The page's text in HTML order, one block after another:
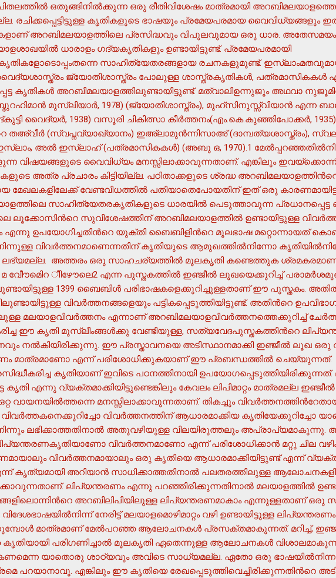
ഒതുങ്ങിനില്‍ക്കുന്ന ഒരു രീതിവിശേഷം മാത്രമായി
രചിക്കപ്പെട്ടിട്ടുള്ള കൃതികളുടെ ഭാഷയും പ്രമേയപരമായ വൈവിധ്യങ്ങളും
അറബിമലയാളത്തിലെ പ്രസിദ്ധവും വിപുലവുമായ ഒരു ധാര. അതേസമയം
ധാരാളം ഗദ്യകൃതികളും ഉണ്ടായിട്ടുണ്ട്. പ്രമേയപരമായി
സാഹിത്യേതരങ്ങളായ രചനകളുമുണ്ട്.
ജ്യോതിശാസ്ത്രം പോലുള്ള ശാസ്ത്രകൃതികള്‍, പത്രമാസികകള്‍
കൃതികള്‍ അറബിമലയാളത്തിലുണ്ടായിട്ടുണ്ട്. മത്വാലിഉന്നുജൂം അഥവാ
മുസ്ലിയാര്‍, 1978) (ജ്യോതിശാസ്ത്രം), മുഹ്സിനുസ്സ്വിയാന്‍ എന്ന
വൈദ്യര്‍, 1938) വസൂരി ചികിത്സാ കീര്‍ത്തനം(എം.കെ.കുഞ്ഞിപോക്കര്‍,
തഅ്വീര്‍ (സ്വപ്നവ്യാഖ്യാനം) ഇഅ്ലാമുന്‍ന്നിസാഅ് (ദാമ്പത്യശാസ്ത്രം),
അല്‍ ഇസ്ലാഹ് (പത്രമാസികകള്‍) (അബു ഒ, 1970).1
വിഷയങ്ങളുടെ വൈവിധ്യം മനസ്സിലാക്കാവുന്നതാണ്. എങ്കിലും
അത്ര പ്രചാരം കിട്ടിയില്ല. പഠിതാക്കളുടെ ശ്രദ്ധ
മേഖലകളിലേക്ക് വേണ്ടവിധത്തില്‍ പതിയാതെപോയതിന് ഇത് ഒരു
സാഹിത്യേതരകൃതികളുടെ ധാരയില്‍ പെടുത്താവുന്ന
ലൂക്കോസിന്‍റെ സുവിശേഷത്തിന് അറബിമലയാളത്തില്‍ ഉണ്ടായിട്ടുള്ള
എന്നു ഉപയോഗിച്ചതിന്‍റെ യുക്തി ബൈബിളിന്‍റെ മൂലഭാഷ മറ്റൊന്നായത്
വിവര്‍ത്തനമാണെന്നതിന് കൃതിയുടെ ആമുഖത്തില്‍നിന്നോ
അത്തരം ഒരു സാഹചര്യത്തില്‍ മൂലകൃതി കണ്ടെത്തുക
വേീൗമെിറ ീിഴേൗലെ2 എന്ന പുസ്തകത്തില്‍ ഇഞ്ജീല്‍ ലൂഖയെക്കുറിച്ച്
1399 ബൈബിള്‍ പരിഭാഷകളെക്കുറിച്ചുള്ളതാണ് ഈ പുസ്തകം.
വിവര്‍ത്തനങ്ങളെയും പട്ടികപ്പെടുത്തിയിട്ടുണ്ട്. അതിന്‍റെ
മലയാളവിവര്‍ത്തനം എന്നാണ് അറബിമലയാളവിവര്‍ത്തനത്തെക്കുറിച്ച്
ഈ കൃതി മുസ്ലീംങ്ങള്‍ക്കു വേണ്ടിയുള്ള, സത്യവേദപുസ്തകത്തിന്‍റെ
നല്‍കിയിരിക്കുന്നു. ഈ പ്രസ്താവനയെ അടിസ്ഥാനമാക്കി ഇഞ്ജീല്‍ ലൂഖ
മാത്രമാണോ എന്ന് പരിശോധിക്കുകയാണ് ഈ പ്രബന്ധത്തില്‍ ചെയ്യുന്നത്.
കൃതിയാണ് ഇവിടെ പഠനത്തിനായി
കൃതി എന്നു വ്യക്തമാക്കിയിട്ടുണ്ടെങ്കിലും കേവലം ലിപിമാറ്റം മാത്രമല്ല
വായനയില്‍ത്തന്നെ മനസ്സിലാക്കാവുന്നതാണ്. തികച്ചും
വിവര്‍ത്തനത്തിന് ആധാരമാക്കിയ കൃതിയേക്കുറിച്ചോ
ലഭിക്കാത്തതിനാല്‍ അതുവഴിയുള്ള വിലയിരുത്തലും
വിവര്‍ത്തനമാണോ എന്ന് പരിശോധിക്കാന്‍ മറ്റു ചില
വിവര്‍ത്തനമായാലും ഒരു കൃതിയെ ആധാരമാക്കിയിട്ടുണ്ട് എന്ന്
കൃത്യമായി അറിയാന്‍ സാധിക്കാത്തതിനാല്‍ പലതരത്തിലുള്ള
ലിപ്യന്തരണം എന്നു പറഞ്ഞിരിക്കുന്നതിനാല്‍ മലയാളത്തില്‍
അറബിലിപിയിലുള്ള ലിപ്യന്തരണമാകാം എന്നുള്ളതാണ് ഒരു
നേരിട്ട് മലയാളമൊഴിമാറ്റം വഴി ഉണ്ടായിട്ടുള്ള
മാത്രമാണ് മേല്‍പറഞ്ഞ ആലോചനകള്‍ പ്രസക്തമാകുന്നത്. മറിച്ച്,
കൃതിയായി പരിഗണിച്ചാല്‍ മൂലകൃതി ഏതെന്നുള്ള ആലോചനകള്‍
യാതൊരു ശാഠ്യവും അവിടെ സാധ്യമല്ല. ഏതോ ഒരു
പറയാനാവൂ. എങ്കിലും ഈ കൃതിയെ രേഖപ്പെടുത്തിവെച്ചിരിക്കുന്നതിന്‍റെ